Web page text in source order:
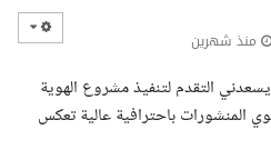
منذ شهرين
التقدم لتنفيذ مشروع الهوية
المنشورات باحترافية عالية تعكس